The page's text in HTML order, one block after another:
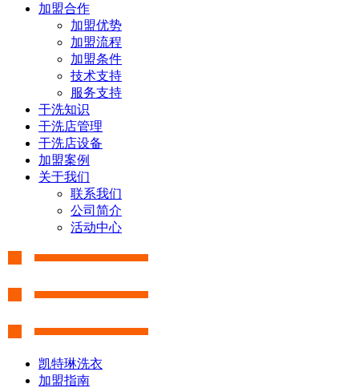
加盟合作
加盟优势
加盟流程
加盟条件
技术支持
服务支持
干洗知识
干洗店管理
干洗店设备
加盟案例
关于我们
联系我们
公司简介
活动中心
凯特琳洗衣
加盟指南